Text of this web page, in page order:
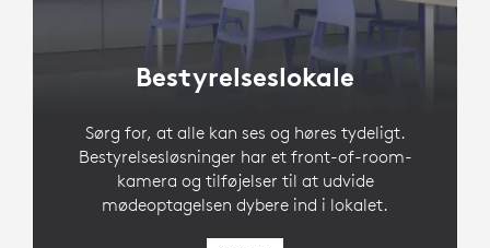
Bestyrelseslokale
Sørg for, at alle kan ses og høres tydeligt.
Bestyrelsesløsninger har et front-of-room-
kamera og tilføjelser til at udvide
mødeoptagelsen dybere ind i lokalet.